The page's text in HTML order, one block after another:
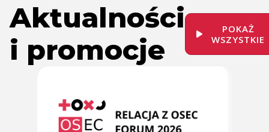
Aktualności
i promocje
POKAŻ
WSZYSTKIE